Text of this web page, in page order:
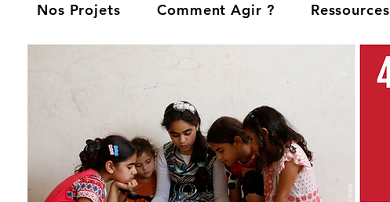
Nos Projets Comment Agir ? Ressources